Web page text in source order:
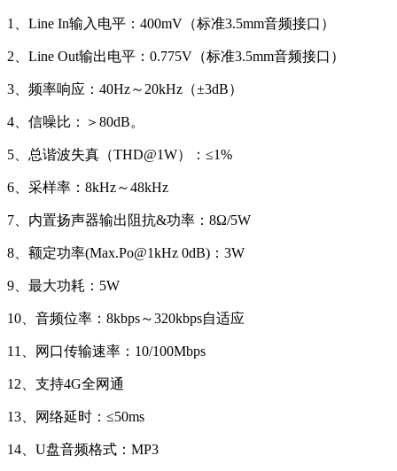
1、Line In输入电平：400mV（标准3.5mm音频接口）
2、Line Out输出电平：0.775V（标准3.5mm音频接口）
3、频率响应：40Hz～20kHz（±3dB）
4、信噪比：＞80dB。
5、总谐波失真（THD@1W）：≤1%
6、采样率：8kHz～48kHz
7、内置扬声器输出阻抗&功率：8Ω/5W
8、额定功率(Max.Po@1kHz 0dB)：3W
9、最大功耗：5W
10、音频位率：8kbps～320kbps自适应
11、网口传输速率：10/100Mbps
12、支持4G全网通
13、网络延时：≤50ms
14、U盘音频格式：MP3